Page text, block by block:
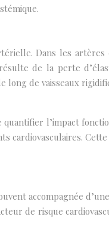
Dans les artères
de la perte
long de vaisseaux
l’impact
accompagnée
de risque